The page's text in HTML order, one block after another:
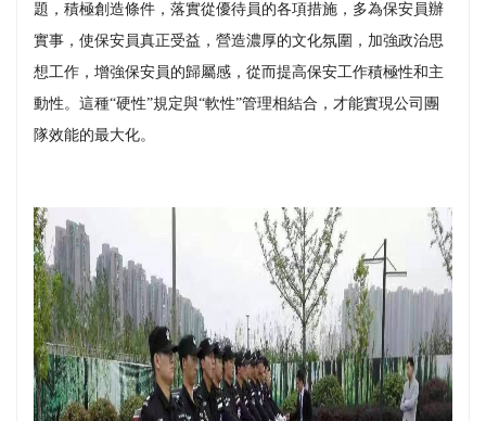
題，積極創造條件，落實從優待員的各項措施，多為保安員辦
實事，使保安員真正受益，營造濃厚的文化氛圍，加強政治思
想工作，增強保安員的歸屬感，從而提高保安工作積極性和主
動性。這種“硬性”規定與“軟性”管理相結合，才能實現公司團
隊效能的最大化。